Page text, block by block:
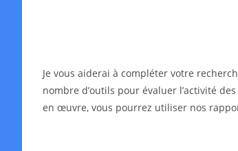
Je vous aiderai à compléter votre
nombre d’outils pour évaluer l’activité
en œuvre, vous pourrez utiliser nos